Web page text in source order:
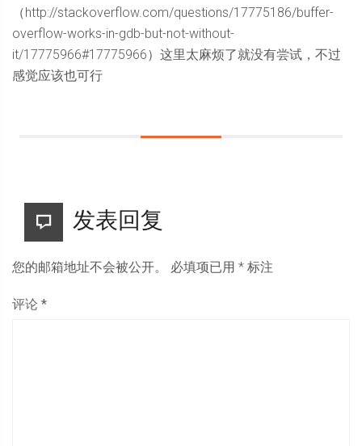
（http://stackoverflow.com/questions/17775186/buffer-
overflow-works-in-gdb-but-not-without-
it/17775966#17775966）这里太麻烦了就没有尝试，不过
感觉应该也可行
发表回复
您的邮箱地址不会被公开。 必填项已用 * 标注
评论 *